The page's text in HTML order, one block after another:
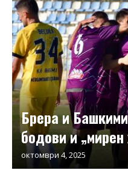
Брера и
бодови и
октомври 4, 2025